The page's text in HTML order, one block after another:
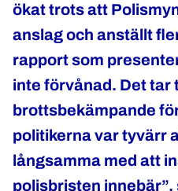
ökat trots att
anslag och anställt
rapport som
inte förvånad. Det tar
brottsbekämpande
politikerna var tyvärr
långsamma med att
polisbristen